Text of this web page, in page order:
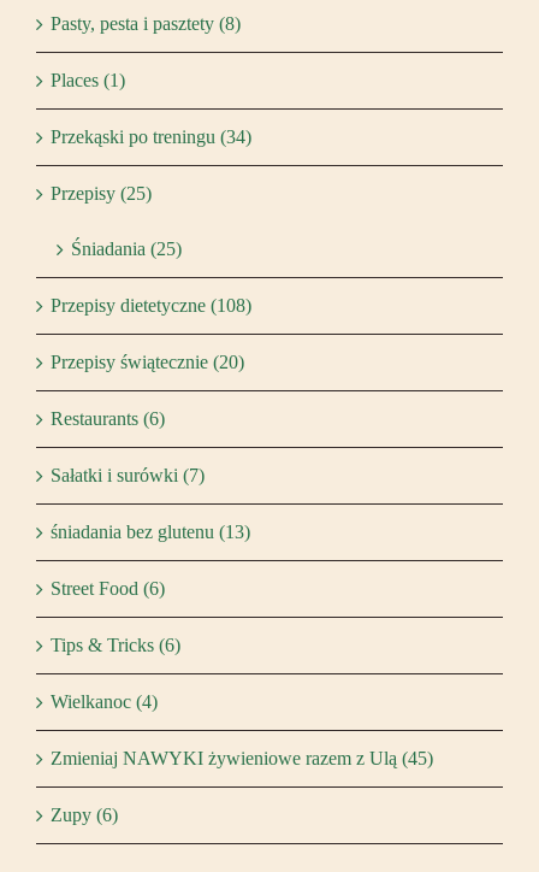
Pasty, pesta i pasztety (8)
Places (1)
Przekąski po treningu (34)
Przepisy (25)
Śniadania (25)
Przepisy dietetyczne (108)
Przepisy świątecznie (20)
Restaurants (6)
Sałatki i surówki (7)
śniadania bez glutenu (13)
Street Food (6)
Tips & Tricks (6)
Wielkanoc (4)
Zmieniaj NAWYKI żywieniowe razem z Ulą (45)
Zupy (6)